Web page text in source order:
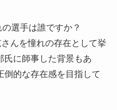
選手は誰ですか？
んを憧れの存在として挙
氏に師事した背景もあ
倒的な存在感を目指して